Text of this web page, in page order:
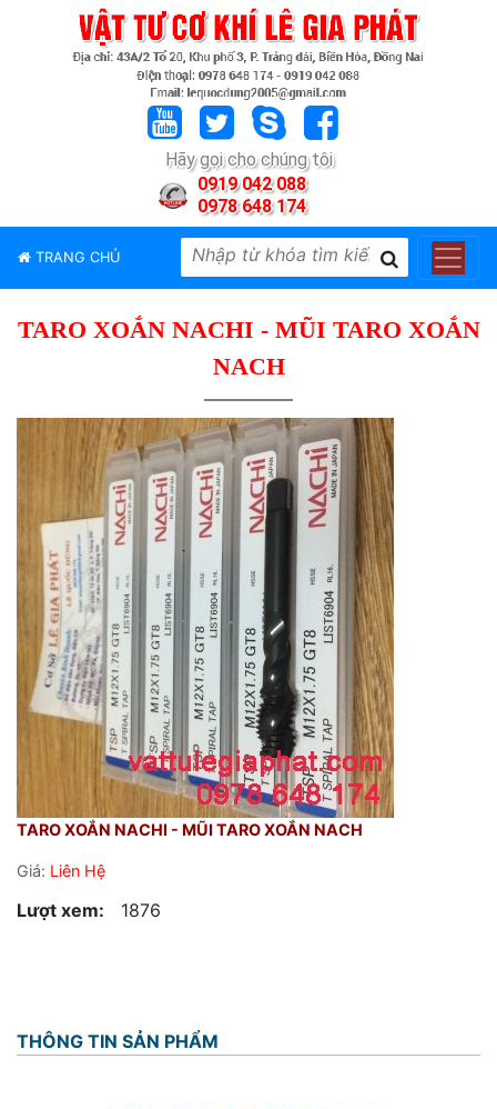
Hãy gọi cho chúng tôi
0919 042 088
0978 648 174
TRANG CHỦ
PHẨM
HIỆU
TIN
TARO XOẮN NACHI - MŨI TARO XOẮN
NACH
TARO XOẮN NACHI - MŨI TARO XOẮN NACH
Giá: Liên Hệ
Lượt xem: 1876
THÔNG TIN SẢN PHẨM